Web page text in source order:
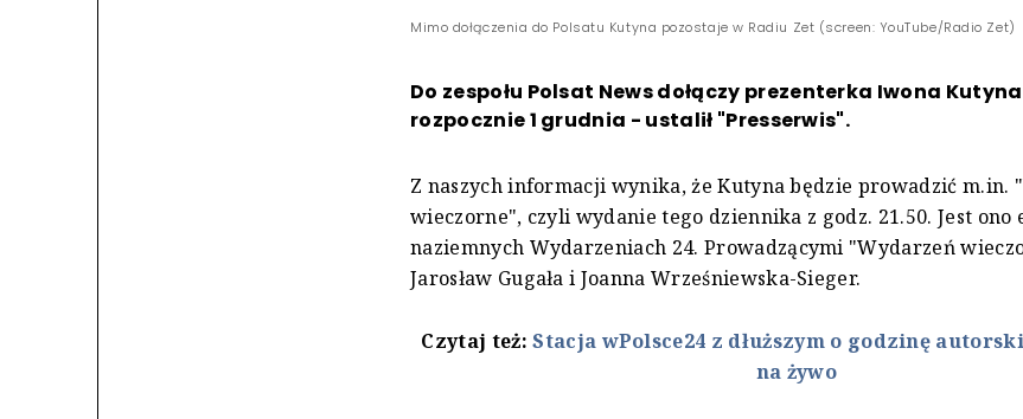
Mimo dołączenia do Polsatu Kutyna pozostaje w Radiu Zet (screen: YouTube/Radio Zet)
Do zespołu Polsat News dołączy prezenterka Iwona
rozpocznie 1 grudnia - ustalił "Presserwis".
Z naszych informacji wynika, że Kutyna będzie prowadzić m.in.
wieczorne", czyli wydanie tego dziennika z godz. 21.50. Jest ono
naziemnych Wydarzeniach 24. Prowadzącymi "Wydarzeń
Jarosław Gugała i Joanna Wrześniewska-Sieger.
Czytaj też:Stacja wPolsce24 z dłuższym o godzinę
na żywo